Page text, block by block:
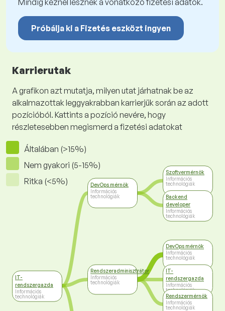
Mindig kéznél lesznek a vonatkozó fizetési adatok.
Próbálja ki a Fizetés eszközt ingyen
Karrierutak
A grafikon azt mutatja, milyen utat járhatnak be az
alkalmazottak leggyakrabban karrierjük során az adott
pozícióból. Kattints a pozíció nevére, hogy
részletesebben megismerd a fizetési adatokat
Általában (>15%)
Nem gyakori (5-15%)
Ritka (<5%)
IT-
rendszergazda
Információs
technológiák
DevOps mérnök
Információs
technológiák
Rendszeradminisztrátor
Információs
technológiák
Szoftvermérnök
Információs
technológiák
Backend
developer
Információs
technológiák
DevOps mérnök
Információs
technológiák
IT-
rendszergazda
Információs
technológiák
Rendszermérnök
Információs
technológiák